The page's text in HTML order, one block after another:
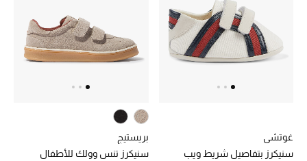
غوتشي
سنيكرز بتفاصيل شريط ويب
بريستيج
سنيكرز تنس وولك للأطفال